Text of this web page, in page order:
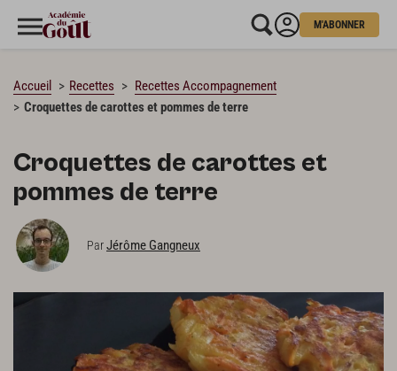
M'ABONNER
Accueil Recettes
Recettes Accompagnement
Croquettes de carottes et pommes de terre
Croquettes de carottes et
pommes de terre
ParJérôme Gangneux
CHARGEMENT…